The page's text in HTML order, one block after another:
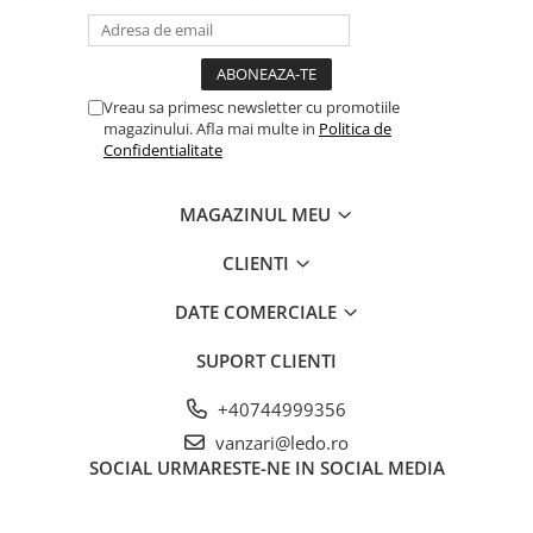
Vreau sa primesc newsletter cu promotiile
magazinului. Afla mai multe in Politica de
Confidentialitate
MAGAZINUL MEU
CLIENTI
DATE COMERCIALE
SUPORT CLIENTI
+40744999356
vanzari@ledo.ro
SOCIAL URMARESTE-NE IN SOCIAL MEDIA